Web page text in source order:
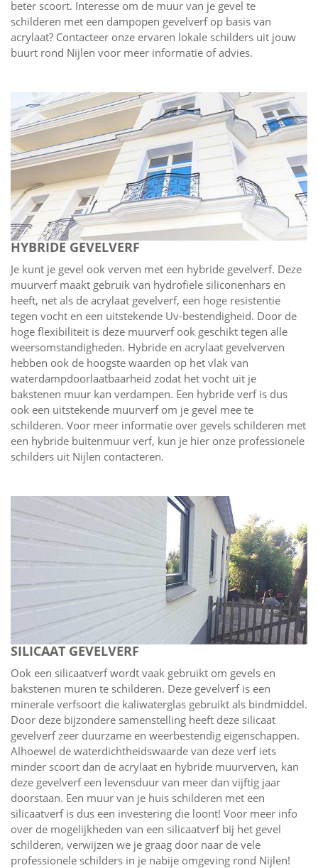
beter scoort. Interesse om de muur van je gevel te
schilderen met een dampopen gevelverf op basis van
acrylaat? Contacteer onze ervaren lokale schilders uit jouw
buurt rond Nijlen voor meer informatie of advies.
HYBRIDE GEVELVERF
Je kunt je gevel ook verven met een hybride gevelverf. Deze
muurverf maakt gebruik van hydrofiele siliconenhars en
heeft, net als de acrylaat gevelverf, een hoge resistentie
tegen vocht en een uitstekende Uv-bestendigheid. Door de
hoge flexibiliteit is deze muurverf ook geschikt tegen alle
weersomstandigheden. Hybride en acrylaat gevelverven
hebben ook de hoogste waarden op het vlak van
waterdampdoorlaatbaarheid zodat het vocht uit je
bakstenen muur kan verdampen. Een hybride verf is dus
ook een uitstekende muurverf om je gevel mee te
schilderen. Voor meer informatie over gevels schilderen met
een hybride buitenmuur verf, kun je hier onze professionele
schilders uit Nijlen contacteren.
SILICAAT GEVELVERF
Ook een silicaatverf wordt vaak gebruikt om gevels en
bakstenen muren te schilderen. Deze gevelverf is een
minerale verfsoort die kaliwaterglas gebruikt als bindmiddel.
Door deze bijzondere samenstelling heeft deze silicaat
gevelverf zeer duurzame en weerbestendig eigenschappen.
Alhoewel de waterdichtheidswaarde van deze verf iets
minder scoort dan de acrylaat en hybride muurverven, kan
deze gevelverf een levensduur van meer dan vijftig jaar
doorstaan. Een muur van je huis schilderen met een
silicaatverf is dus een investering die loont! Voor meer info
over de mogelijkheden van een silicaatverf bij het gevel
schilderen, verwijzen we je graag door naar de vele
professionele schilders in je nabije omgeving rond Nijlen!